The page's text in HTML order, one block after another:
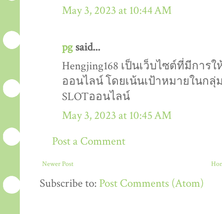
May 3, 2023 at 10:44 AM
pg said...
Hengjing168 เป็นเว็บไซต์ที่มีการ
ออนไลน์ โดยเน้นเป้าหมายในกลุ่
SLOTออนไลน์
May 3, 2023 at 10:45 AM
Post a Comment
Newer Post
Subscribe to: Post Comments (Atom)